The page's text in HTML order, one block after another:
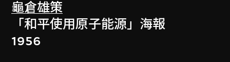
龜倉雄策
「和平使用原子能源」海報
1956